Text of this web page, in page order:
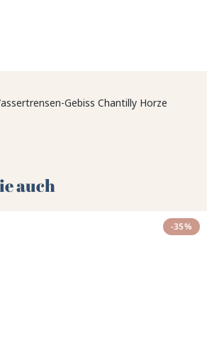
Gebiss Chantilly Horze
auch 🌻
-35%